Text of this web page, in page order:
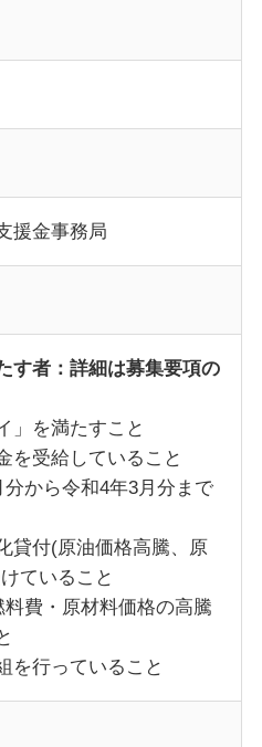
援金事務局
す者：詳細は募集要項の
」を満たすこと
受給していること
分から令和4年3月分まで
付(原油価格高騰、原
ていること
費・原材料価格の高騰
を行っていること